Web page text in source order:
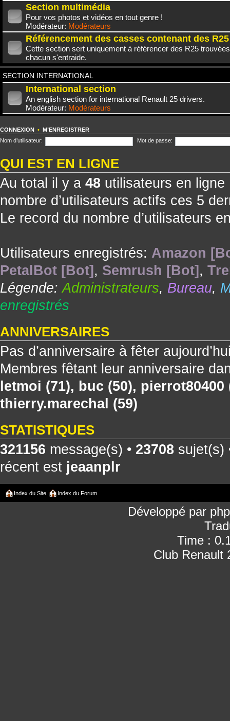
Section multimédia
Pour vos photos et vidéos en tout genre !
Modérateur: Modérateurs
Référencement des casses contenant des R25
Cette section sert uniquement à référencer des R25
chacun s'entraide.
SECTION INTERNATIONAL
International section
An english section for international Renault 25 drivers.
Modérateur: Modérateurs
CONNEXION • M’ENREGISTRER
Nom d’utilisateur:
Mot de passe:
QUI EST EN LIGNE
Au total il y a 48 utilisateurs en
nombre d’utilisateurs actifs ces 5
Le record du nombre d’utilisateurs
Utilisateurs enregistrés: Amazon
PetalBot [Bot] , Semrush [Bot] ,
Légende:Administrateurs, Bureau,
enregistrés
ANNIVERSAIRES
Pas d’anniversaire à fêter
Membres fêtant leur anniversaire
letmoi (71), buc (50), pierrot80400
thierry.marechal (59)
STATISTIQUES
321156 message(s) • 23708 sujet(s)
récent est jeaanplr
Index du Site Index du Forum
Développé par
Time :
Club Renault